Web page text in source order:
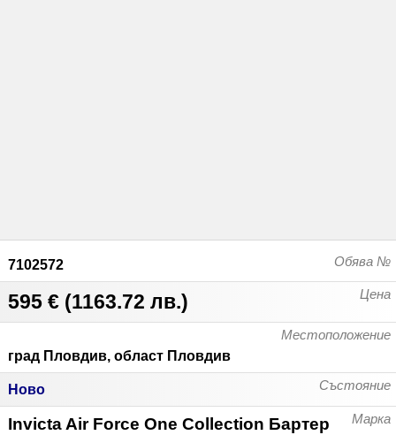
Обява №
7102572
Цена
595 € (1163.72 лв.)
Местоположение
град Пловдив, област Пловдив
Състояние
Ново
Марка
Invicta Air Force One Collection Бартер